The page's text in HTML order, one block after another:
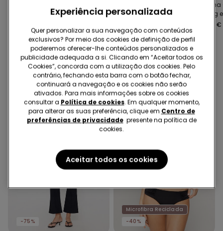
em algodão elástico
Piping em Algodão
com
16,99 €
Pode também interessar-lhe
-75%
Microfibra Reciclada
-40%
Experiência personalizada
Quer personalizar a sua navegação com conteúdos
exclusivos? Por meio dos cookies de definição de perfil
poderemos oferecer-lhe conteúdos personalizados e
publicidade adequada a si. Clicando em “Aceitar todos os
Cookies”, concorda com a utilização dos cookies. Pelo
contrário, fechando esta barra com o botão fechar,
continuará a navegação e os cookies não serão
ativados. Para mais informações sobre os cookies
consultar a Política de cookies. Em qualquer momento,
para alterar as suas preferência, clique em Centro de
preferências de privacidadepresente na política de
cookies.
Aceitar todos os cookies